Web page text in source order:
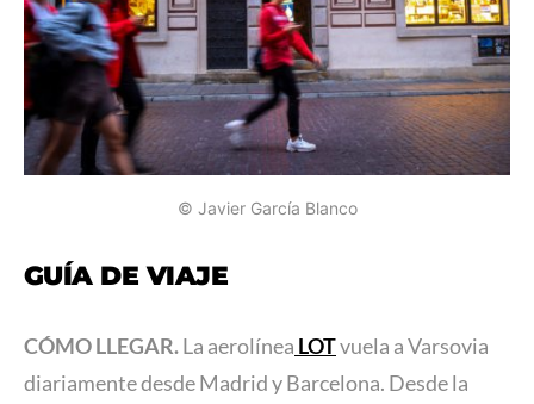
© Javier García Blanco
GUÍA DE VIAJE
CÓMO LLEGAR.La aerolínea LOTvuela a Varsovia
diariamente desde Madrid y Barcelona. Desde la